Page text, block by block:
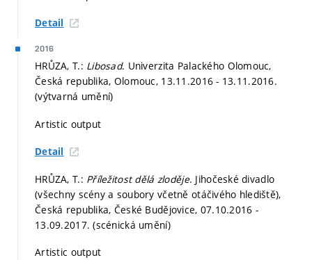
Detail
2016
HRŮZA, T.: Libosad. Univerzita Palackého Olomouc,
Česká republika, Olomouc, 13.11.2016 - 13.11.2016.
(výtvarná umění)
Artistic output
Detail
HRŮZA, T.: Příležitost dělá zloděje. Jihočeské divadlo
(všechny scény a soubory včetně otáčivého hlediště),
Česká republika, České Budějovice, 07.10.2016 -
13.09.2017. (scénická umění)
Artistic output